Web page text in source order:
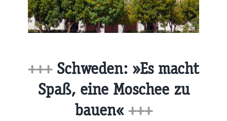
+++ Schweden: »Es macht
Spaß, eine Moschee zu
bauen« +++